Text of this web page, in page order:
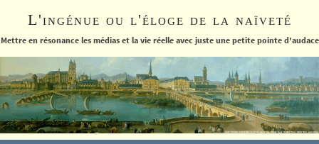
le
L'ingénue ou l'éloge de la naïveté
Mettre en résonance les médias et la vie réelle avec juste une petite pointe d'audace